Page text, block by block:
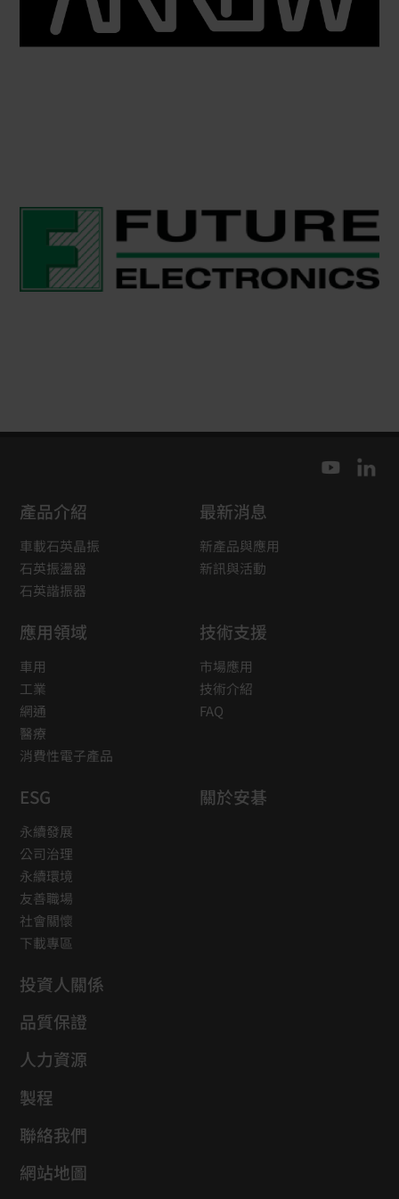
產品介紹
車載石英晶振
石英振盪器
石英諧振器
最新消息
新產品與應用
新訊與活動
應用領域
車用
工業
網通
醫療
消費性電子產品
技術支援
市場應用
技術介紹
FAQ
ESG
永續發展
公司治理
永續環境
友善職場
社會關懷
下載專區
關於安碁
投資人關係
品質保證
人力資源
製程
聯絡我們
網站地圖